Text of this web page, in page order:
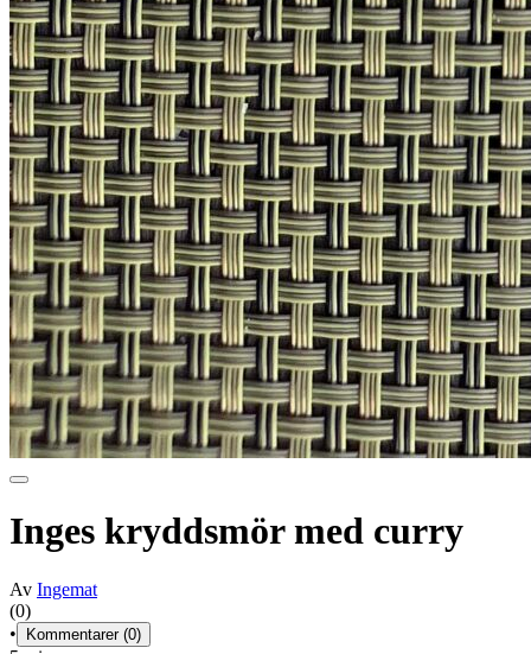
Inges kryddsmör med curry
Av Ingemat
(0)
•
Kommentarer (0)